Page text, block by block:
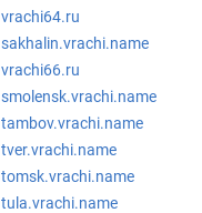
vrachi64.ru
sakhalin.vrachi.name
vrachi66.ru
smolensk.vrachi.name
tambov.vrachi.name
tver.vrachi.name
tomsk.vrachi.name
tula.vrachi.name